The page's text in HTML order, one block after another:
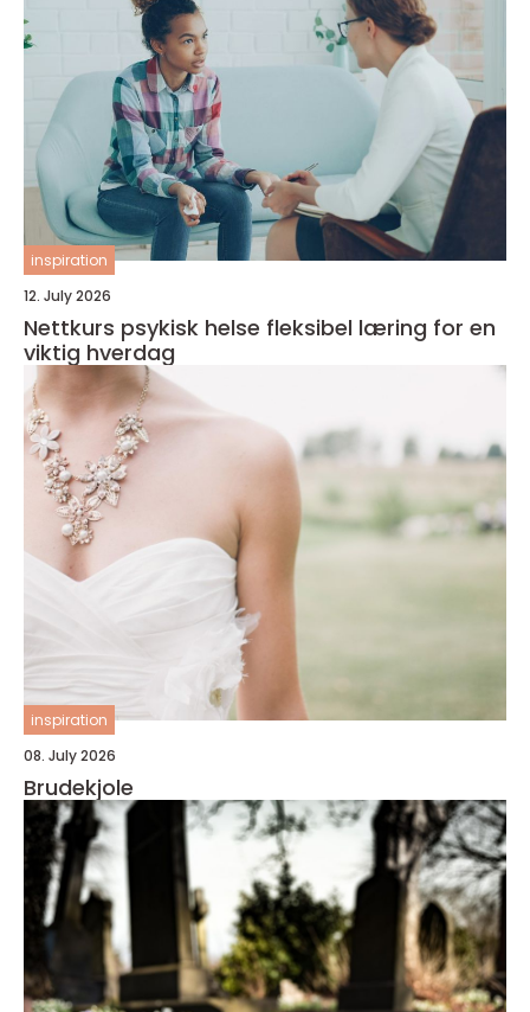
inspiration
12. July 2026
Nettkurs psykisk helse fleksibel læring for en
viktig hverdag
inspiration
08. July 2026
Brudekjole